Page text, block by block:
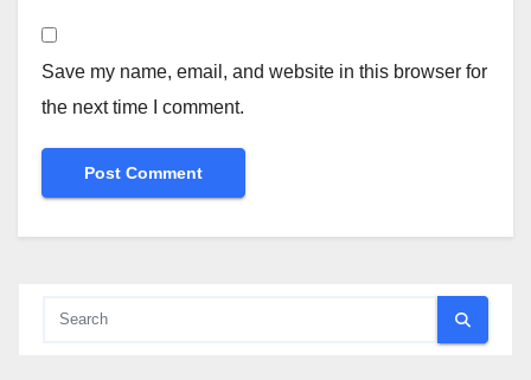
Save my name, email, and website in this browser for
the next time I comment.